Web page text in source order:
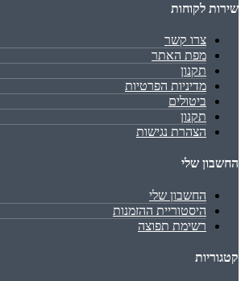
שירות לקוחות
צרו קשר
מפת האתר
תקנון
מדיניות הפרטיות
ביטולים
תקנון
הצהרת נגישות
החשבון שלי
החשבון שלי
היסטוריית ההזמנות
רשימת תפוצה
קטגוריות